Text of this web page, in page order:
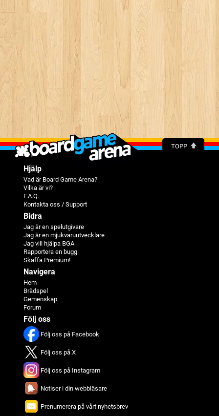
TOPP
Hjälp
Vad är Board Game Arena?
Vilka är vi?
F.A.Q.
Kontakta oss / Support
Bidra
Jag är en spelutgivare
Jag är en mjukvaruutvecklare
Jag vill hjälpa BGA
Rapportera en bugg
Skaffa Premium!
Navigera
Hem
Brädspel
Gemenskap
Forum
Följ oss
Följ oss på Facebook
Följ oss på X
Följ oss på Instagram
Notiser i din webbläsare
Prenumerera på vårt nyhetsbrev